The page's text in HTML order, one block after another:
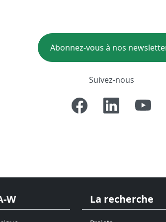
Abonnez-vous à nos
Suivez-nous
W La recherche